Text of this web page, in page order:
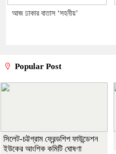
আজ ঢাকার বাতাস ‘সহনীয়’
Popular Post
সিলেট-চট্টগ্রাম ফ্রেন্ডশিপ ফাউন্ডেশন
ইউকের আংশিক কমিটি ঘোষণা